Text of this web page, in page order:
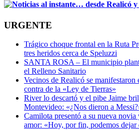
URGENTE
Trágico choque frontal en la Ruta
tres heridos cerca de Speluzzi
SANTA ROSA – El municipio
el Relleno Sanitario
Vecinos de Realicó se manifestaron
contra de la «Ley de Tierras»
River lo descartó y el pibe Jaime
Montevideo: «¿Nos dieron a
Camilota presentó a su nueva
amor: «Hoy, por fin, podemos dejar